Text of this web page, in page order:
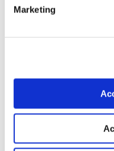
Marketing
Punto Touring di Roma